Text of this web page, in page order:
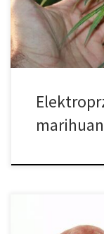
medium, którym
minerały […]